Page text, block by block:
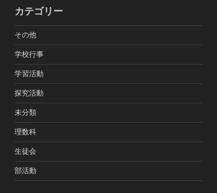
カテゴリー
その他
学校行事
学習活動
探究活動
未分類
理数科
生徒会
部活動